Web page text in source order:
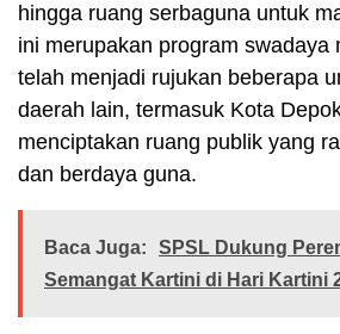
hingga ruang serbaguna untuk
ini merupakan program swadaya
telah menjadi rujukan beberapa
daerah lain, termasuk Kota
menciptakan ruang publik yang
dan berdaya guna.
Baca Juga:
SPSL Dukung
Semangat Kartini di Hari Kartini